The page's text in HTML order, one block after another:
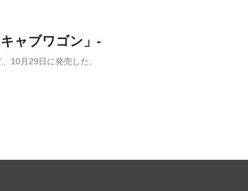
ャブワゴン」-
10月29日に発売した。